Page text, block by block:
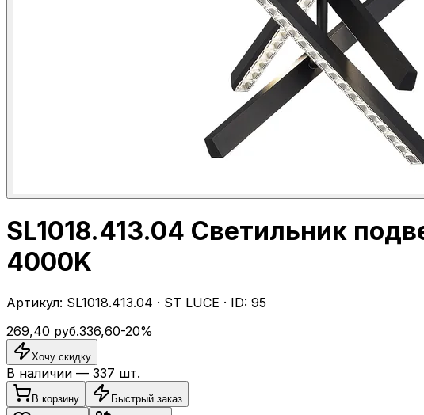
SL1018.413.04 Светильник
4000K
Артикул: SL1018.413.04 · ST LUCE · ID: 95
269,40 руб.336,60-20%
Хочу скидку
В наличии — 337 шт.
В корзину Быстрый заказ